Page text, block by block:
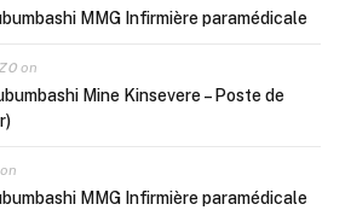
MMG Infirmière paramédicale
on
Mine Kinsevere – Poste de
MMG Infirmière paramédicale